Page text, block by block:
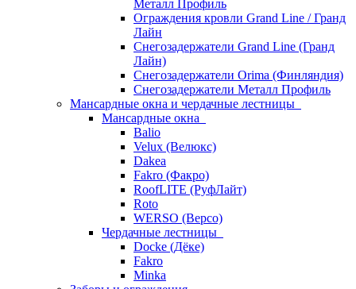
Металл Профиль
Ограждения кровли Grand Line / Гранд
Лайн
Снегозадержатели Grand Line (Гранд
Лайн)
Снегозадержатели Orima (Финляндия)
Снегозадержатели Металл Профиль
Мансардные окна и чердачные лестницы
Мансардные окна
Balio
Velux (Велюкс)
Dakea
Fakro (Факро)
RoofLITE (РуфЛайт)
Roto
WERSO (Версо)
Чердачные лестницы
Docke (Дёке)
Fakro
Minka